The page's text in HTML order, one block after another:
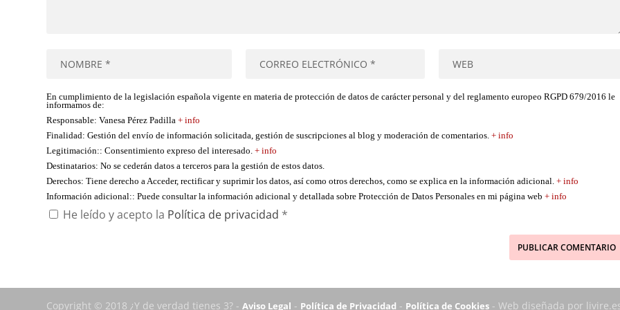
En cumplimiento de la legislación española vigente en materia de protección de datos de carácter personal y del reglamento europeo RGPD 679/2016 le
informamos de:
Responsable: Vanesa Pérez Padilla+ info
Finalidad: Gestión del envío de información solicitada, gestión de suscripciones al blog y moderación de comentarios.+ info
Legitimación:: Consentimiento expreso del interesado.+ info
Destinatarios: No se cederán datos a terceros para la gestión de estos datos.
Derechos: Tiene derecho a Acceder, rectificar y suprimir los datos, así como otros derechos, como se explica en la información adicional.+ info
Información adicional:: Puede consultar la información adicional y detallada sobre Protección de Datos Personales en mi página web+ info
He leído y acepto la Política de privacidad *
Copyright © 2018 ¿Y de verdad tienes 3? -Aviso Legal - Política de Privacidad - Política de Cookies - Web diseñada por